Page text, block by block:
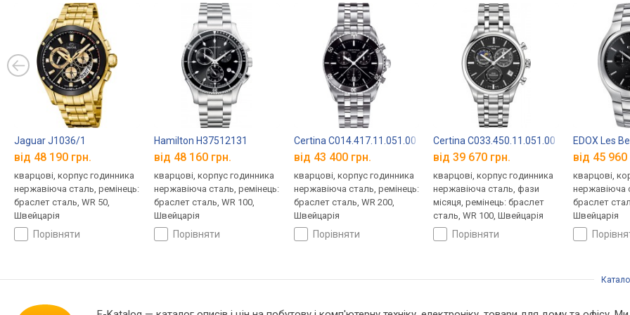
Jaguar J1036/1
від 48 190 грн.
кварцові, корпус годинника
нержавіюча сталь, ремінець:
браслет сталь, WR 50,
Швейцарія
порівняти
Hamilton H37512131
від 48 160 грн.
кварцові, корпус годинника
нержавіюча сталь, ремінець:
браслет сталь, WR 100,
Швейцарія
порівняти
Certina C014.417.11.051.00
від 43 400 грн.
кварцові, корпус годинника
нержавіюча сталь, ремінець:
браслет сталь, WR 200,
Швейцарія
порівняти
Certina C033.450.11.051.00
від 39 670 грн.
кварцові, корпус годинника
нержавіюча сталь, фази
місяця, ремінець: браслет
сталь, WR 100, Швейцарія
порівняти
EDOX Les
від 45 960
кварцові,
нержавіюча
браслет
Швейцарія